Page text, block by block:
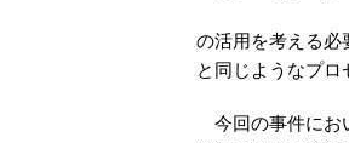
の活用を考える必
と同じようなプロ
今回の事件にお